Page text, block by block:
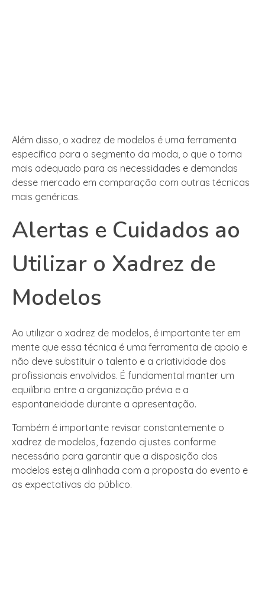
Além disso, o xadrez de modelos é uma ferramenta
específica para o segmento da moda, o que o torna
mais adequado para as necessidades e demandas
desse mercado em comparação com outras técnicas
mais genéricas.
Alertas e Cuidados ao
Utilizar o Xadrez de
Modelos
Ao utilizar o xadrez de modelos, é importante ter em
mente que essa técnica é uma ferramenta de apoio e
não deve substituir o talento e a criatividade dos
profissionais envolvidos. É fundamental manter um
equilíbrio entre a organização prévia e a
espontaneidade durante a apresentação.
Também é importante revisar constantemente o
xadrez de modelos, fazendo ajustes conforme
necessário para garantir que a disposição dos
modelos esteja alinhada com a proposta do evento e
as expectativas do público.